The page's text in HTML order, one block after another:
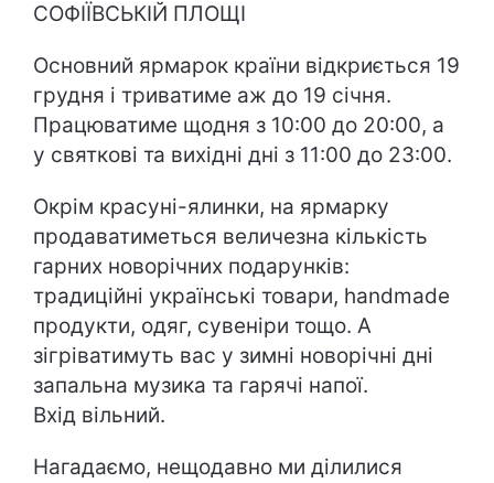
СОФІЇВСЬКІЙ ПЛОЩІ
Основний ярмарок країни відкриється 19
грудня і триватиме аж до 19 січня.
Працюватиме щодня з 10:00 до 20:00, а
у святкові та вихідні дні з 11:00 до 23:00.
Окрім красуні-ялинки, на ярмарку
продаватиметься величезна кількість
гарних новорічних подарунків:
традиційні українські товари, handmade
продукти, одяг, сувеніри тощо. А
зігріватимуть вас у зимні новорічні дні
запальна музика та гарячі напої.
Вхід вільний.
Нагадаємо, нещодавно ми ділилися